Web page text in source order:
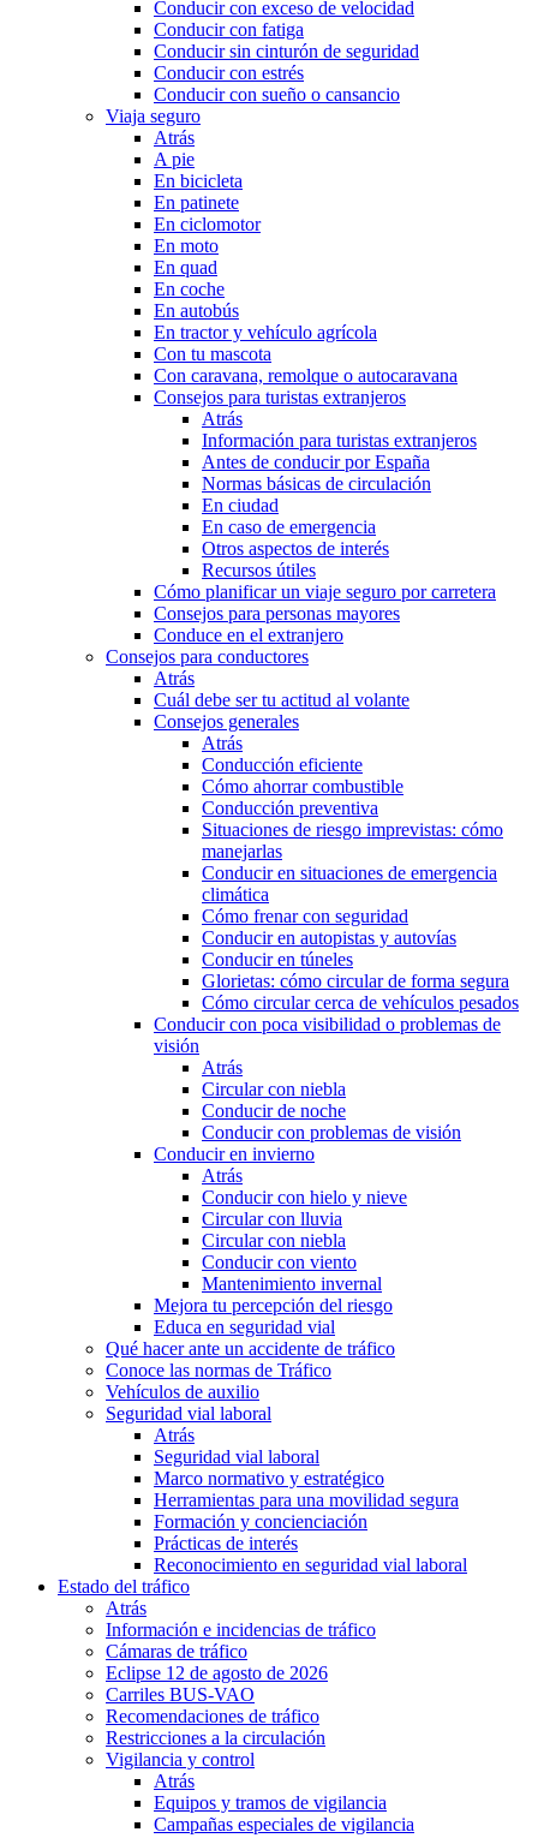
Conducir con exceso de velocidad
Conducir con fatiga
Conducir sin cinturón de seguridad
Conducir con estrés
Conducir con sueño o cansancio
Viaja seguro
Atrás
A pie
En bicicleta
En patinete
En ciclomotor
En moto
En quad
En coche
En autobús
En tractor y vehículo agrícola
Con tu mascota
Con caravana, remolque o autocaravana
Consejos para turistas extranjeros
Atrás
Información para turistas extranjeros
Antes de conducir por España
Normas básicas de circulación
En ciudad
En caso de emergencia
Otros aspectos de interés
Recursos útiles
Cómo planificar un viaje seguro por carretera
Consejos para personas mayores
Conduce en el extranjero
Consejos para conductores
Atrás
Cuál debe ser tu actitud al volante
Consejos generales
Atrás
Conducción eficiente
Cómo ahorrar combustible
Conducción preventiva
Situaciones de riesgo imprevistas: cómo
manejarlas
Conducir en situaciones de emergencia
climática
Cómo frenar con seguridad
Conducir en autopistas y autovías
Conducir en túneles
Glorietas: cómo circular de forma segura
Cómo circular cerca de vehículos pesados
Conducir con poca visibilidad o problemas de
visión
Atrás
Circular con niebla
Conducir de noche
Conducir con problemas de visión
Conducir en invierno
Atrás
Conducir con hielo y nieve
Circular con lluvia
Circular con niebla
Conducir con viento
Mantenimiento invernal
Mejora tu percepción del riesgo
Educa en seguridad vial
Qué hacer ante un accidente de tráfico
Conoce las normas de Tráfico
Vehículos de auxilio
Seguridad vial laboral
Atrás
Seguridad vial laboral
Marco normativo y estratégico
Herramientas para una movilidad segura
Formación y concienciación
Prácticas de interés
Reconocimiento en seguridad vial laboral
Estado del tráfico
Atrás
Información e incidencias de tráfico
Cámaras de tráfico
Eclipse 12 de agosto de 2026
Carriles BUS-VAO
Recomendaciones de tráfico
Restricciones a la circulación
Vigilancia y control
Atrás
Equipos y tramos de vigilancia
Campañas especiales de vigilancia